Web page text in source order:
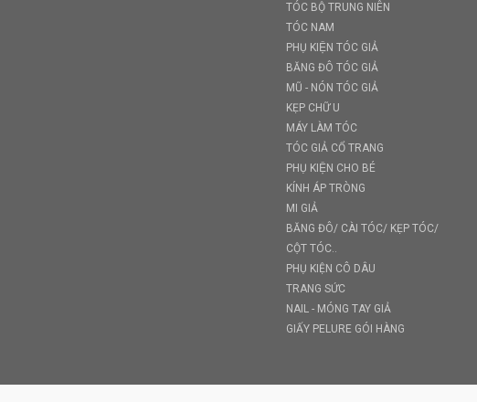
TÓC BỘ TRUNG NIÊN
TÓC NAM
PHỤ KIỆN TÓC GIẢ
BĂNG ĐÔ TÓC GIẢ
MŨ - NÓN TÓC GIẢ
KẸP CHỮ U
MÁY LÀM TÓC
TÓC GIẢ CỔ TRANG
PHỤ KIỆN CHO BÉ
KÍNH ÁP TRÒNG
MI GIẢ
BĂNG ĐÔ/ CÀI TÓC/ KẸP TÓC/
CỘT TÓC..
PHỤ KIỆN CÔ DÂU
TRANG SỨC
NAIL - MÓNG TAY GIẢ
GIẤY PELURE GÓI HÀNG